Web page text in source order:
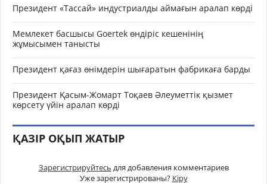
Президент «Тассай» индустриалды аймағын аралап көрді
Мемлекет басшысы Goertek өндіріс кешенінің
жұмысымен танысты
Президент қағаз өнімдерін шығаратын фабрикаға барды
Президент Қасым-Жомарт Тоқаев Әлеуметтік қызмет
көрсету үйін аралап көрді
ҚАЗІР ОҚЫП ЖАТЫР
Зарегистрируйтесь для добавления комментариев
Уже зарегистрированы? Кіру